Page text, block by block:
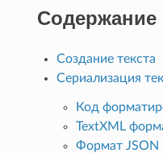
Содержание
Создание текста
Сериализация
Код
TextXML
Формат JSON